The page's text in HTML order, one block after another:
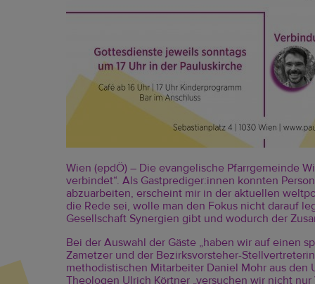
Wien (epdÖ) – Die evangelische Pfarrgemeinde
verbindet“. Als Gastprediger:innen konnten
abzuarbeiten, erscheint mir in der aktuellen
die Rede sei, wolle man den Fokus nicht darauf
Gesellschaft Synergien gibt und wodurch der
Bei der Auswahl der Gäste „haben wir auf einen
Zametzer und der Bezirksvorsteher-
methodistischen Mitarbeiter Daniel Mohr aus den
Theologen Ulrich Körtner „versuchen wir nicht